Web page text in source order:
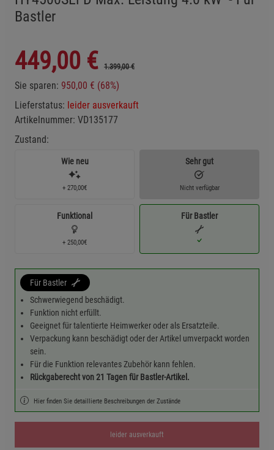
Bastler
449,00 € 1.399,00 €
Sie sparen: 950,00 € (68%)
Lieferstatus: leider ausverkauft
Artikelnummer: VD135177
Zustand:
Wie neu
+ 270,00€
Sehr gut
Nicht verfügbar
Funktional
+ 250,00€
Für Bastler
Für Bastler
Schwerwiegend beschädigt.
Funktion nicht erfüllt.
Geeignet für talentierte Heimwerker oder als Ersatzteile.
Verpackung kann beschädigt oder der Artikel umverpackt worden
sein.
Für die Funktion relevantes Zubehör kann fehlen.
Rückgaberecht von 21 Tagen für Bastler-Artikel.
Hier finden Sie detaillierte Beschreibungen der Zustände
leider ausverkauft